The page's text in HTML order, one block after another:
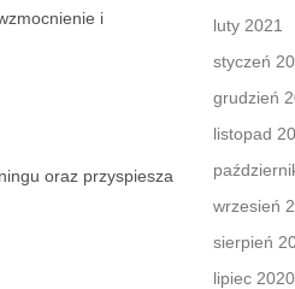
i
oraz przyspiesza
luty 2021
styczeń
grudzień
listopad
wrzesień
sierpień
lipiec 2020